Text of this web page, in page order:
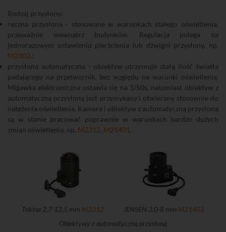
Rodzaj przysłony:
ręczna przysłona - stosowane w warunkach stałego oświetlenia,
przeważnie wewnątrz budynków. Regulacja polega na
jednorazowym ustawieniu pierścienia lub dźwigni przysłony, np.
M2302.;
przysłona automatyczna - obiektyw utrzymuje stałą ilość światła
padającego na przetwornik, bez względu na warunki oświetlenia.
Migawka elektroniczna ustawia się na 1/50s, natomiast obiektyw z
automatyczną przysłoną jest przymykany i otwierany stosownie do
natężenia oświetlenia. Kamera i obiektyw z automatyczną przysłoną
są w stanie pracować poprawnie w warunkach bardzo dużych
zmian oświetlenia, np. M2312, M21401 .
Tokina 2,7-12,5 mm M2312 JENSEN 3.0-8 mm M21401
Obiektywy z automatyczną przysłoną